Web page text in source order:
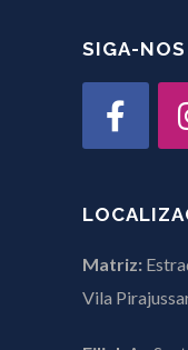
SIGA-NOS
Matriz:
Vila